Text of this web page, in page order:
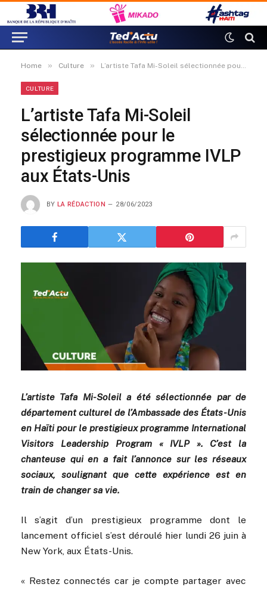
Home » Culture » L’artiste Tafa Mi-Soleil sélectionnée pour le prestigieux programme IVLP aux États-Unis
CULTURE
L’artiste Tafa Mi-Soleil
sélectionnée pour le
prestigieux programme IVLP
aux États-Unis
BY LA RÉDACTION 28/06/2023
L’artiste Tafa Mi-Soleil a été sélectionnée par de
département culturel de l’Ambassade des États-Unis
en Haïti pour le prestigieux programme International
Visitors Leadership Program « IVLP ». C’est la
chanteuse qui en a fait l’annonce sur les réseaux
sociaux, soulignant que cette expérience est en
train de changer sa vie.
Il s’agit d’un prestigieux programme dont le
lancement officiel s’est déroulé hier lundi 26 juin à
New York, aux États-Unis.
« Restez connectés car je compte partager avec